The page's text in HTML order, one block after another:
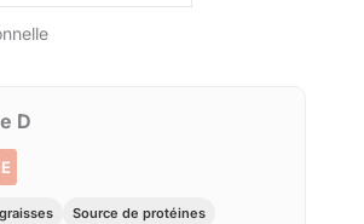
D
E
Source de protéines